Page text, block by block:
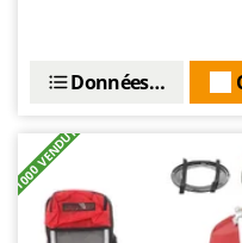
Verdemax
Volpi
Données
+1000 VENDUTI